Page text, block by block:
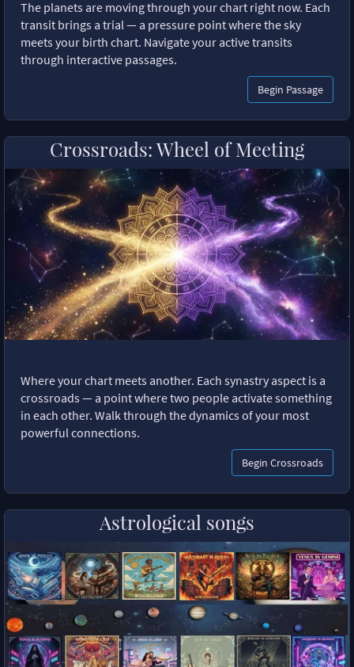
The planets are moving through your chart right now. Each
transit brings a trial — a pressure point where the sky
meets your birth chart. Navigate your active transits
through interactive passages.
Begin Passage
Crossroads: Wheel of Meeting
Where your chart meets another. Each synastry aspect is a
crossroads — a point where two people activate something
in each other. Walk through the dynamics of your most
powerful connections.
Begin Crossroads
Astrological songs